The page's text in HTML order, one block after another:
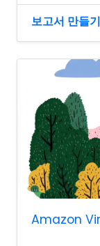
보고서 만들기
Amazon